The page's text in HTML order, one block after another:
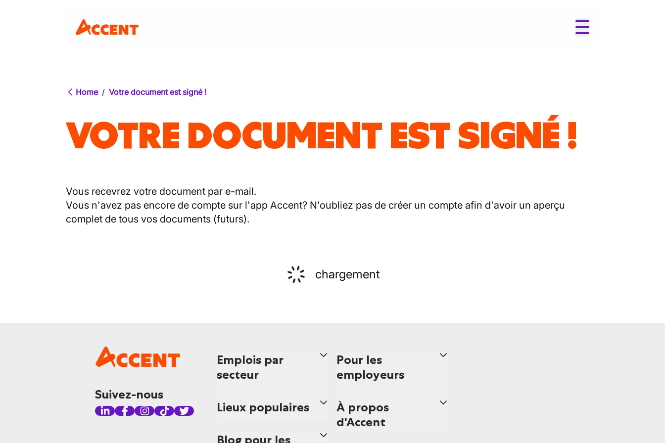
Home / Votre document est signé !
VOTRE DOCUMENT EST SIGNÉ !
Vous recevrez votre document par e-mail.
Vous n'avez pas encore de compte sur l'app Accent? N'oubliez pas de créer un compte afin d'avoir un aperçu
complet de tous vos documents (futurs).
chargement
Suivez-nous
Emplois par
secteur
Lieux populaires
Blog pour les
Pour les
employeurs
À propos
d'Accent